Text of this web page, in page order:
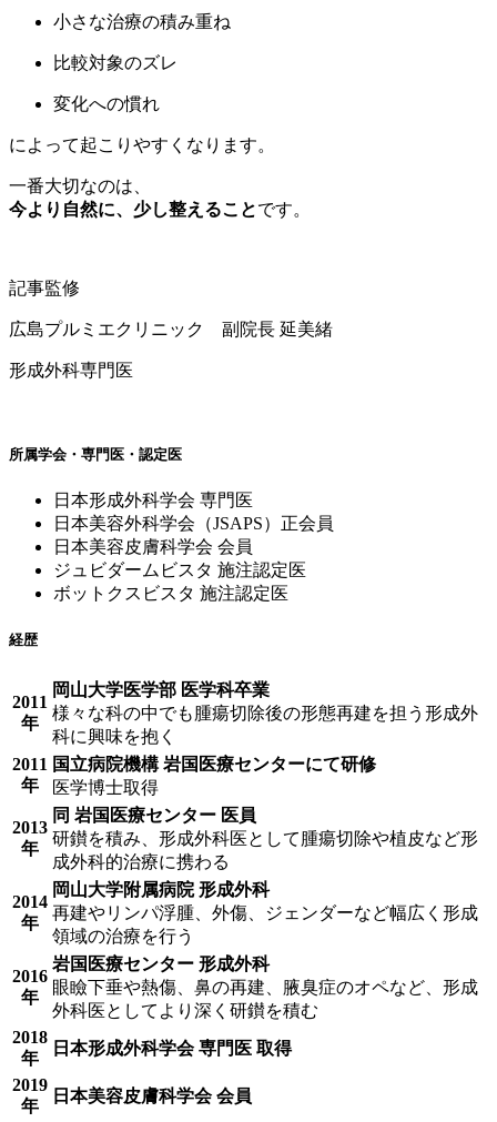
小さな治療の積み重ね
比較対象のズレ
変化への慣れ
によって起こりやすくなります。
一番大切なのは、
今より自然に、少し整えることです。
記事監修
広島プルミエクリニック 副院長 延美緒
形成外科専門医
所属学会・専門医・認定医
日本形成外科学会 専門医
日本美容外科学会（JSAPS）正会員
日本美容皮膚科学会 会員
ジュビダームビスタ 施注認定医
ボットクスビスタ 施注認定医
経歴
2011
年
岡山大学医学部 医学科卒業
様々な科の中でも腫瘍切除後の形態再建を担う形成外
科に興味を抱く
2011
年
国立病院機構 岩国医療センターにて研修
医学博士取得
2013
年
同 岩国医療センター 医員
研鑚を積み、形成外科医として腫瘍切除や植皮など形
成外科的治療に携わる
2014
年
岡山大学附属病院 形成外科
再建やリンパ浮腫、外傷、ジェンダーなど幅広く形成
領域の治療を行う
2016
年
岩国医療センター 形成外科
眼瞼下垂や熱傷、鼻の再建、腋臭症のオペなど、形成
外科医としてより深く研鑚を積む
2018
年
日本形成外科学会 専門医 取得
2019
年
日本美容皮膚科学会 会員